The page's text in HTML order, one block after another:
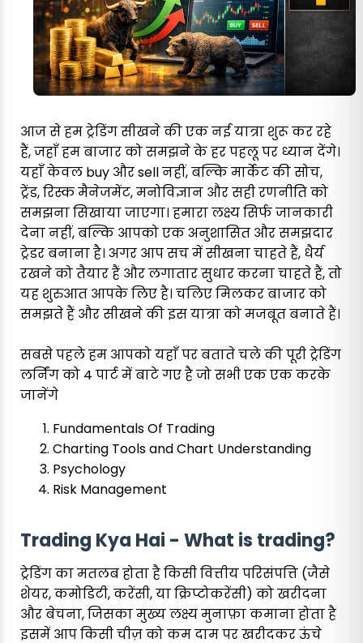
आज से हम ट्रेडिंग सीखने की एक नई यात्रा शुरू कर रहे
हैं, जहाँ हम बाजार को समझने के हर पहलू पर ध्यान देंगे।
यहाँ केवल buy और sell नहीं, बल्कि मार्केट की सोच,
ट्रेंड, रिस्क मैनेजमेंट, मनोविज्ञान और सही रणनीति को
समझना सिखाया जाएगा। हमारा लक्ष्य सिर्फ जानकारी
देना नहीं, बल्कि आपको एक अनुशासित और समझदार
ट्रेडर बनाना है। अगर आप सच में सीखना चाहते हैं, धैर्य
रखने को तैयार हैं और लगातार सुधार करना चाहते हैं, तो
यह शुरुआत आपके लिए है। चलिए मिलकर बाजार को
समझते हैं और सीखने की इस यात्रा को मजबूत बनाते हैं।
सबसे पहले हम आपको यहाँ पर बताते चले की पूरी ट्रेडिंग
लर्निंग को 4 पार्ट में बाटे गए है जो सभी एक एक करके
जानेंगे
Fundamentals Of Trading
Charting Tools and Chart Understanding
Psychology
Risk Management
Trading Kya Hai - What is trading?
ट्रेडिंग का मतलब होता है किसी वित्तीय परिसंपत्ति (जैसे
शेयर, कमोडिटी, करेंसी, या क्रिप्टोकरेंसी) को खरीदना
और बेचना, जिसका मुख्य लक्ष्य मुनाफ़ा कमाना होता है
इसमें आप किसी चीज़ को कम दाम पर खरीदकर ऊंचे